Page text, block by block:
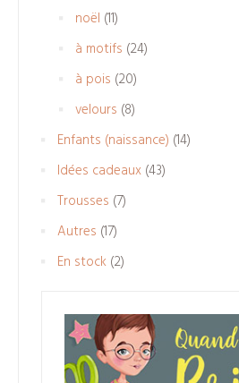
noël 1111
produits
à motifs 2424
à pois 2020
produits
velours 88
produits
Enfants (naissance) 1414
Idées cadeaux 4343
Trousses 77
Autres 1717
produits
En stock 22